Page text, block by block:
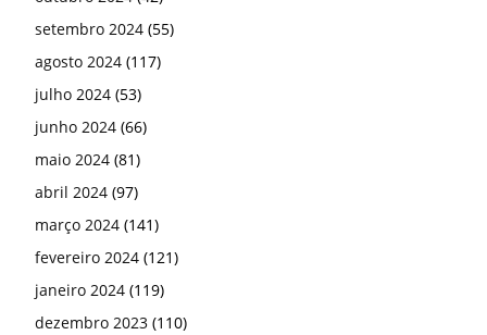
janeiro 2024(119)
dezembro 2023(110)
novembro 2023
outubro 2023(145)
setembro 2023
agosto 2023(131)
julho 2023 (143)
junho 2023(158)
maio 2023(172)
abril 2023
(120)